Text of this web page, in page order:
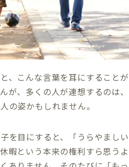
、こんな言葉を耳にすること
が、多くの人が連想するのは
の姿かもしれません。
を目にすると、「うらやまし
暇という本来の権利すら思う